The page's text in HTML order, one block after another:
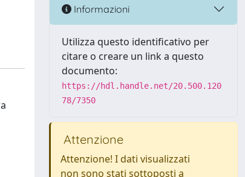
Informazioni
Utilizza questo identificativo per
citare o creare un link a questo
documento:
https://hdl.handle.net/20.500.120
78/7350
Attenzione
Attenzione! I dati visualizzati
non sono stati sottoposti a